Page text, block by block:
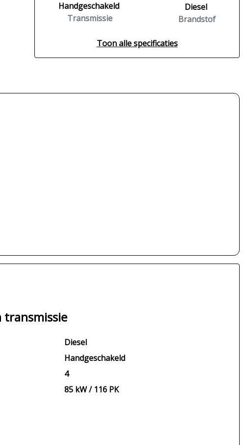
Handgeschakeld
Transmissie
Diesel
Brandstof
Toon alle specificaties
transmissie
Diesel
Handgeschakeld
4
85 kW / 116 PK